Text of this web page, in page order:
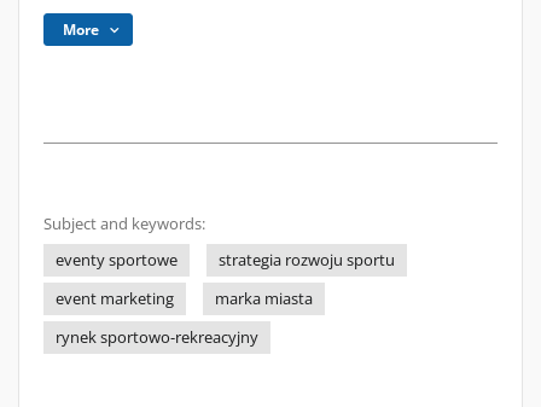
More
Subject and keywords:
eventy sportowe
strategia rozwoju sportu
event marketing
marka miasta
rynek sportowo-rekreacyjny